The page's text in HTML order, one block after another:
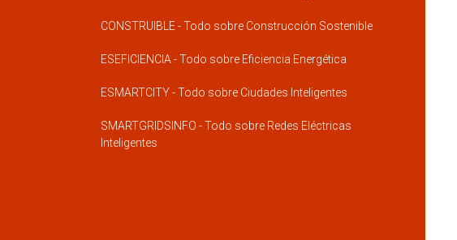
CONSTRUIBLE - Todo sobre Construcción Sostenible
ESEFICIENCIA - Todo sobre Eficiencia Energética
ESMARTCITY - Todo sobre Ciudades Inteligentes
SMARTGRIDSINFO - Todo sobre Redes Eléctricas
Inteligentes